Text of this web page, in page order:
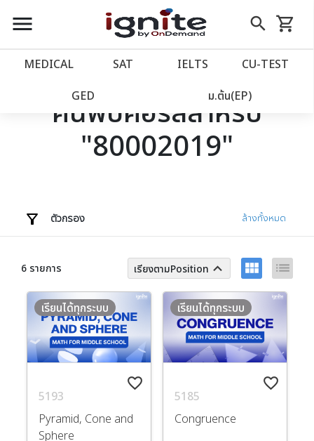
close
account_balance หน้าแรก
เว็บไซต์อิกไนท์
โปรโมชั่น
account_circle เข้าสู่ระบบ
menu search
Skip
to
shopping_cart
รถเข็น
MEDICAL SAT IELTS CU‑TEST
GED ม.ต้น(EP)
ค้นพบคอร์สสำหรับ
"80002019"
ตัวกรอง ล้างทั้งหมด
6 รายการ เรียงตามPosition keyboard_arrow_up view_module list
favorite_border
5193
Pyramid, Cone and
Sphere
เรียนได้ทุกระบบ
favorite_border
5185
Congruence
เรียนได้ทุกระบบ